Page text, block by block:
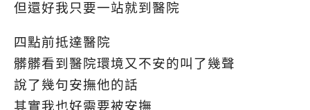
但還好我只要一站就到醫院
四點前抵達醫院
髒髒看到醫院環境又不安的叫了幾聲
說了幾句安撫他的話
其實我也好需要被安撫